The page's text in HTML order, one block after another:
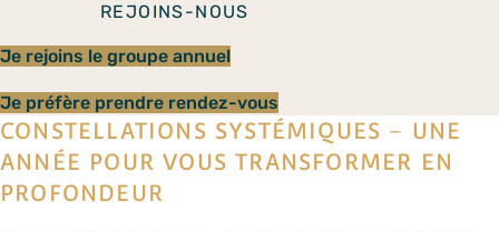
REJOINS-NOUS
Je rejoins le groupe annuel
Je préfère prendre rendez-vous
CONSTELLATIONS SYSTÉMIQUES – UNE
ANNÉE POUR VOUS TRANSFORMER EN
PROFONDEUR